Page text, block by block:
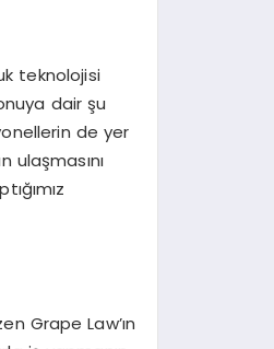
teknolojisi
dair şu
de yer
ulaşmasını
Grape Law’ın